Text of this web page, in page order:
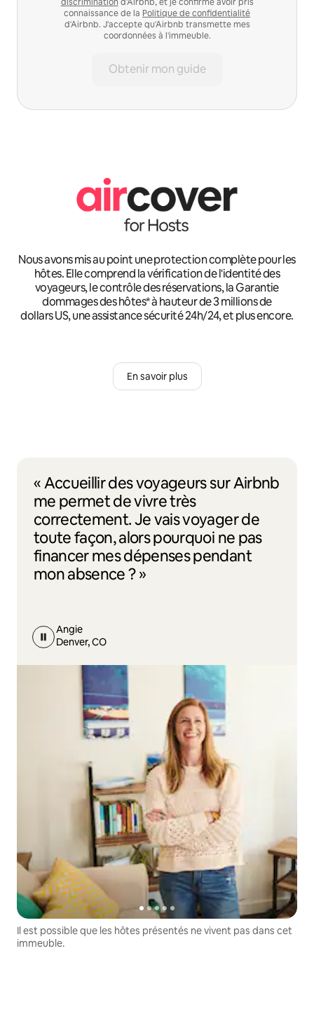
connaissance de la Politique de confidentialité
d'Airbnb. J'accepte qu'Airbnb transmette mes
coordonnées à l'immeuble.
Obtenir mon guide
Nous avons mis au point une protection complète pour les
hôtes. Elle comprend la vérification de l'identité des
voyageurs, le contrôle des réservations, la Garantie
dommages des hôtes* à hauteur de 3 millions de
dollars US, une assistance sécurité 24h/24, et plus encore.
En savoir plus
« Accueillir des voyageurs sur Airbnb
me permet de vivre très
correctement. Je vais voyager de
toute façon, alors pourquoi ne pas
financer mes dépenses pendant
mon absence ? »
Angie
Denver, CO
Il est possible que les hôtes présentés ne vivent pas dans cet
immeuble.